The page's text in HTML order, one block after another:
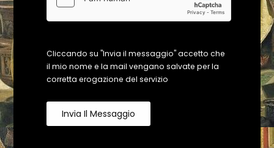
Cliccando su "Invia il messaggio" accetto che
il mio nome e la mail vengano salvate per la
corretta erogazione del servizio
Invia Il Messaggio